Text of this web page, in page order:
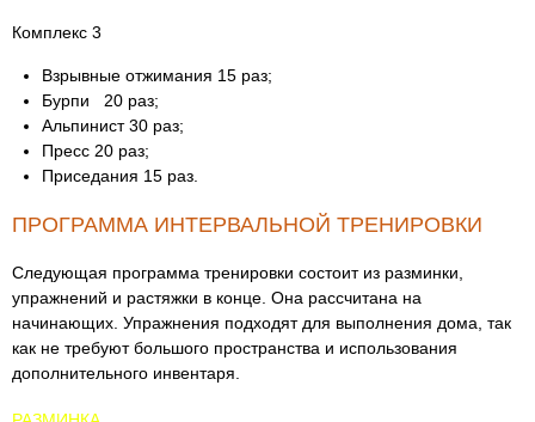
Комплекс 3
Взрывные отжимания 15 раз;
Бурпи 20 раз;
Альпинист 30 раз;
Пресс 20 раз;
Приседания 15 раз.
ПРОГРАММА ИНТЕРВАЛЬНОЙ ТРЕНИРОВКИ
Следующая программа тренировки состоит из разминки,
упражнений и растяжки в конце. Она рассчитана на
начинающих. Упражнения подходят для выполнения дома, так
как не требуют большого пространства и использования
дополнительного инвентаря.